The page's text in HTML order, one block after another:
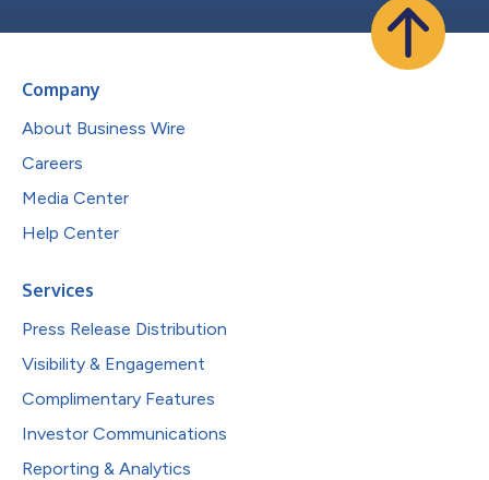
Company
About Business Wire
Careers
Media Center
Help Center
Services
Press Release Distribution
Visibility & Engagement
Complimentary Features
Investor Communications
Reporting & Analytics